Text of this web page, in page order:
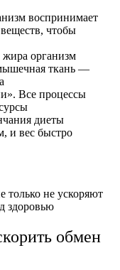
воспринимает
чтобы
организм
ткань —
Все процессы
диеты
и вес быстро
только не ускоряют
здоровью
обмен